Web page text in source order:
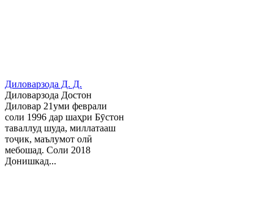
Диловарзода Д. Д.
Диловарзода Достон
Диловар 21уми феврали
соли 1996 дар шаҳри Бӯстон
таваллуд шуда, миллатааш
тоҷик, маълумот олӣ
мебошад. Соли 2018
Донишкад...